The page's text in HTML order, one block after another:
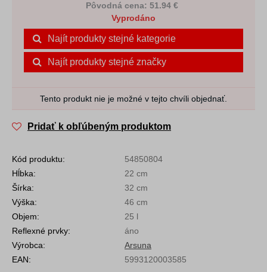
Pôvodná cena: 51.94 €
Vyprodáno
Najít produkty stejné kategorie
Najít produkty stejné značky
Tento produkt nie je možné v tejto chvíli objednať.
Pridať k obľúbeným produktom
Kód produktu:
54850804
Hĺbka:
22 cm
Šírka:
32 cm
Výška:
46 cm
Objem:
25 l
Reflexné prvky:
áno
Výrobca:
Arsuna
EAN:
5993120003585